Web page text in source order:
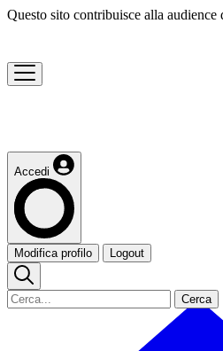
Questo sito contribuisce alla audience
Accedi
Modifica profilo Logout
Cerca